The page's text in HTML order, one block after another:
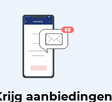
aanbiedingen